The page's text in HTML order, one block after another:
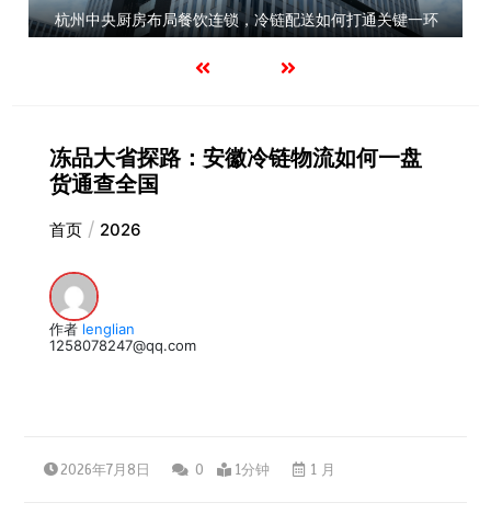
杭州中央厨房布局餐饮连锁，冷链配送如何打通关键一环
冻品大省探路：安徽冷链物流如何一盘
货通查全国
首页 2026
作者 lenglian
1258078247@qq.com
2026年7月8日 0 1分钟 1 月